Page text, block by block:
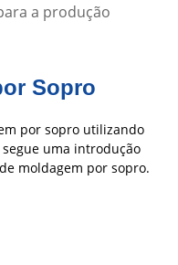
a produção
Sopro
por sopro utilizando
uma introdução
moldagem por sopro.